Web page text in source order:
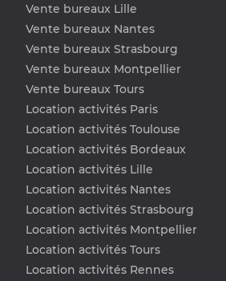
Vente bureaux Lille
Vente bureaux Nantes
Vente bureaux Strasbourg
Vente bureaux Montpellier
Vente bureaux Tours
Location activités Paris
Location activités Toulouse
Location activités Bordeaux
Location activités Lille
Location activités Nantes
Location activités Strasbourg
Location activités Montpellier
Location activités Tours
Location activités Rennes